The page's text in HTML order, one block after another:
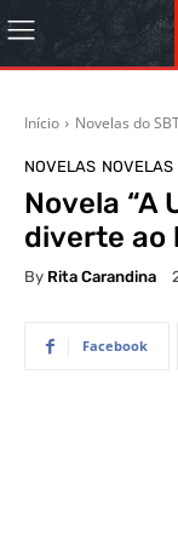
Início Novelas do
NOVELAS NOVELAS
Novela “A
diverte ao
By Rita Carandina
Facebook